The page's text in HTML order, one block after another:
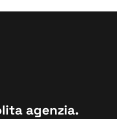
agenzia.